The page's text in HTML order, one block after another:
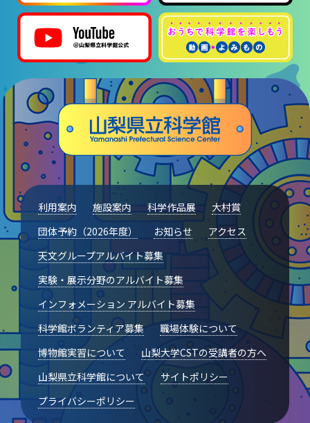
職場体験・実習・CST
職場体験について
博物館実習について
山梨大学CSTの受講者の方へ
お知らせ
サイトポリシー
プライバシーポリシー
お問い合わせ
プラネタリウム
イベント
利用案内 施設案内 科学作品展
大村賞
団体予約（2026年度）
お知らせ
アクセス
天文グループアルバイト募集
実験・展示分野のアルバイト募集
インフォメーション アルバイト募集
科学館ボランティア募集
職場体験について
博物館実習について
山梨大学CSTの受講者の方へ
山梨県立科学館について
サイトポリシー
プライバシーポリシー